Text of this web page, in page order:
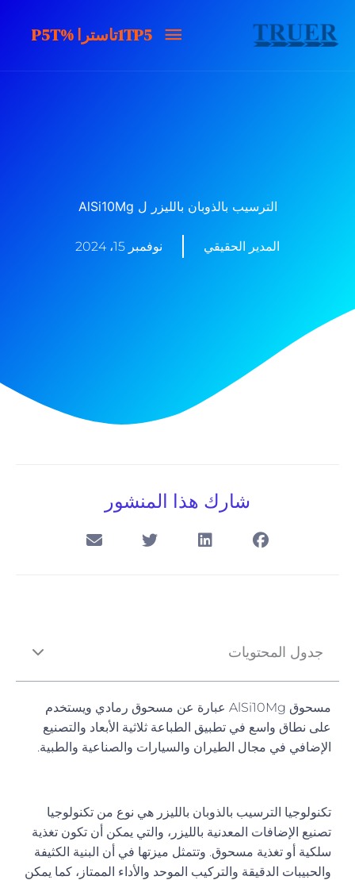
1TP5تاسترا1TP5تاسترا %P5T
الترسيب بالذوبان بالليزر ل AlSi10Mg
المدير الحقيقي نوفمبر 15، 2024
شارك هذا المنشور
جدول المحتويات
مسحوق AlSi10Mg عبارة عن مسحوق رمادي ويستخدم
على نطاق واسع في تطبيق الطباعة ثلاثية الأبعاد والتصنيع
الإضافي في مجال الطيران والسيارات والصناعية والطبية.
تكنولوجيا الترسيب بالذوبان بالليزر هي نوع من تكنولوجيا
تصنيع الإضافات المعدنية بالليزر، والتي يمكن أن تكون تغذية
سلكية أو تغذية مسحوق. وتتمثل ميزتها في أن البنية الكثيفة
والحبيبات الدقيقة والتركيب الموحد والأداء الممتاز، كما يمكن